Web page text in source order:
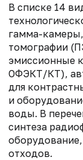
В списке 14
гамма-
томографии
эмиссионные
ОФЭКТ/КТ),
для
и
воды. В
синтеза
отходов.